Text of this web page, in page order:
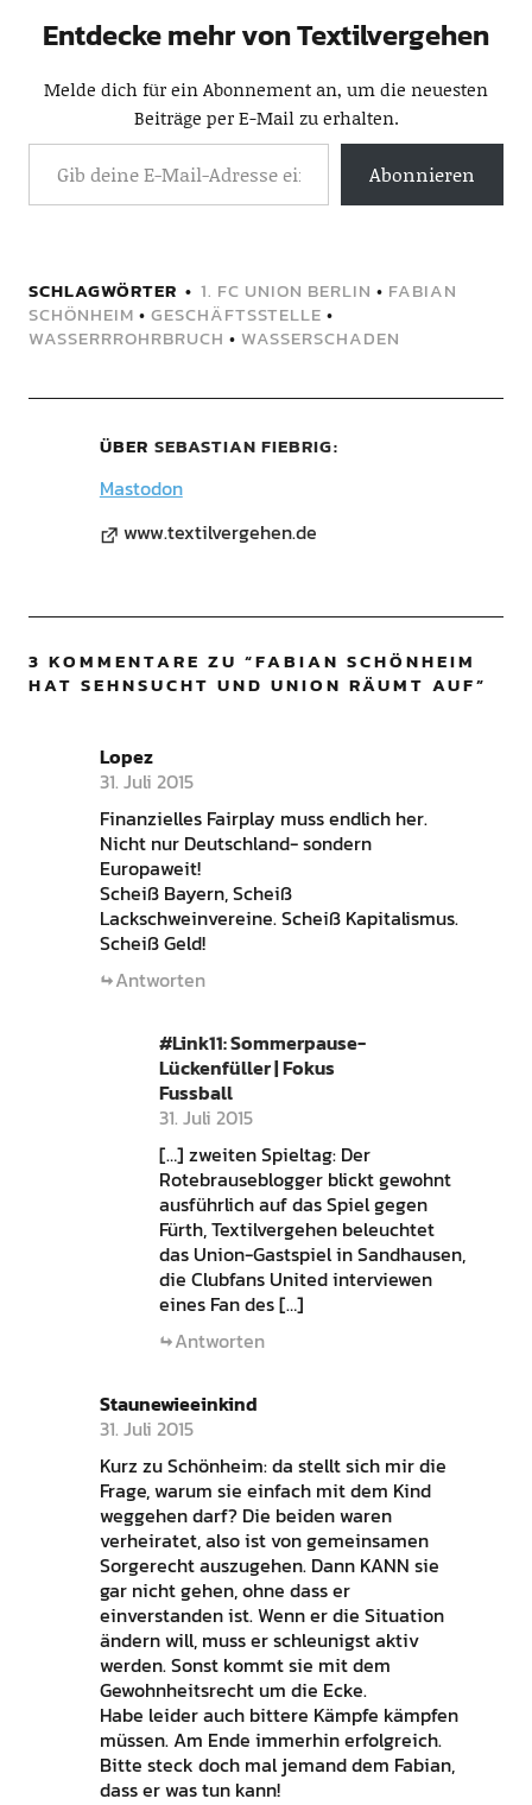
Entdecke mehr von Textilvergehen
Melde dich für ein Abonnement an, um die neuesten
Beiträge per E-Mail zu erhalten.
Abonnieren
SCHLAGWÖRTER 1. FC UNION BERLIN • FABIAN
SCHÖNHEIM • GESCHÄFTSSTELLE •
WASSERRROHRBRUCH • WASSERSCHADEN
ÜBER SEBASTIAN FIEBRIG
Mastodon
www.textilvergehen.de
3 KOMMENTARE ZU “FABIAN SCHÖNHEIM
HAT SEHNSUCHT UND UNION RÄUMT AUF”
Lopez
31. Juli 2015
Finanzielles Fairplay muss endlich her.
Nicht nur Deutschland- sondern
Europaweit!
Scheiß Bayern, Scheiß
Lackschweinvereine. Scheiß Kapitalismus.
Scheiß Geld!
Antworten
#Link11: Sommerpause-
Lückenfüller | Fokus
Fussball
31. Juli 2015
[…] zweiten Spieltag: Der
Rotebrauseblogger blickt gewohnt
ausführlich auf das Spiel gegen
Fürth, Textilvergehen beleuchtet
das Union-Gastspiel in Sandhausen,
die Clubfans United interviewen
eines Fan des […]
Antworten
Staunewieeinkind
31. Juli 2015
Kurz zu Schönheim: da stellt sich mir die
Frage, warum sie einfach mit dem Kind
weggehen darf? Die beiden waren
verheiratet, also ist von gemeinsamen
Sorgerecht auszugehen. Dann KANN sie
gar nicht gehen, ohne dass er
einverstanden ist. Wenn er die Situation
ändern will, muss er schleunigst aktiv
werden. Sonst kommt sie mit dem
Gewohnheitsrecht um die Ecke.
Habe leider auch bittere Kämpfe kämpfen
müssen. Am Ende immerhin erfolgreich.
Bitte steck doch mal jemand dem Fabian,
dass er was tun kann!